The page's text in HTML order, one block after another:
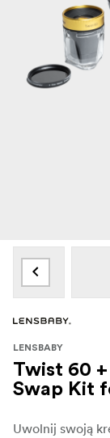
LENSBABY
Twist 60
Swap Kit